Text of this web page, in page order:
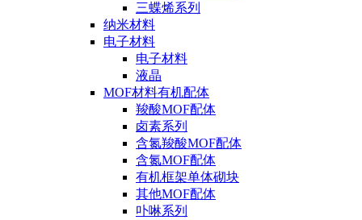
三蝶烯系列
纳米材料
电子材料
电子材料
液晶
MOF材料有机配体
羧酸MOF配体
卤素系列
含氮羧酸MOF配体
含氮MOF配体
有机框架单体砌块
其他MOF配体
卟啉系列